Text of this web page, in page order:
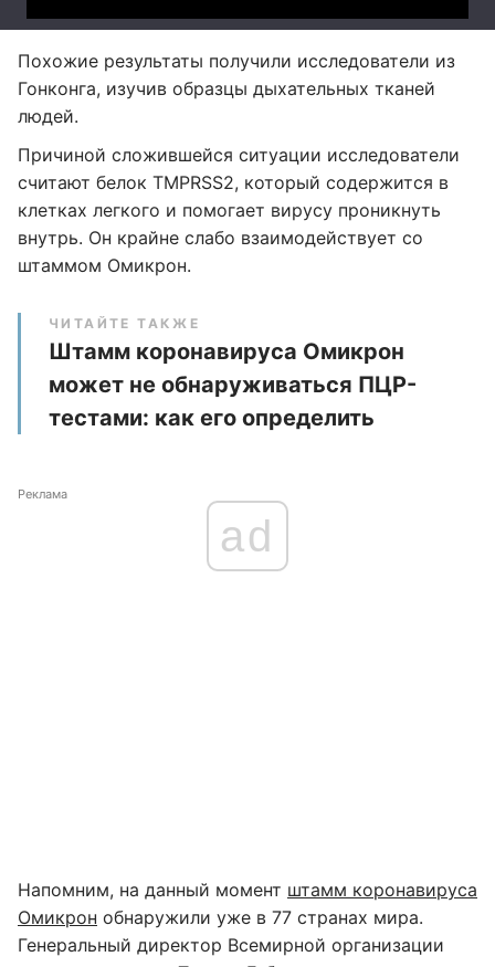
Похожие результаты получили исследователи из
Гонконга, изучив образцы дыхательных тканей
людей.
Причиной сложившейся ситуации исследователи
считают белок TMPRSS2, который содержится в
клетках легкого и помогает вирусу проникнуть
внутрь. Он крайне слабо взаимодействует со
штаммом Омикрон.
ЧИТАЙТЕ ТАКЖЕ
Штамм коронавируса Омикрон
может не обнаруживаться ПЦР-
тестами: как его определить
Реклама
ad
Напомним, на данный момент штамм коронавируса
Омикрон обнаружили уже в 77 странах мира.
Генеральный директор Всемирной организации